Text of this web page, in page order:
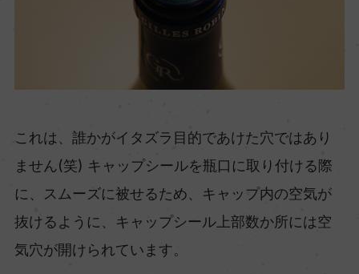
これは、誰かがイタズラ目的であけた穴ではあり
ません(笑) キャップシールを瓶口に取り付ける際
に、スムーズに被せるため、キャップ内の空気が
抜けるように、キャップシール上部数か所には空
気穴が開けられています。